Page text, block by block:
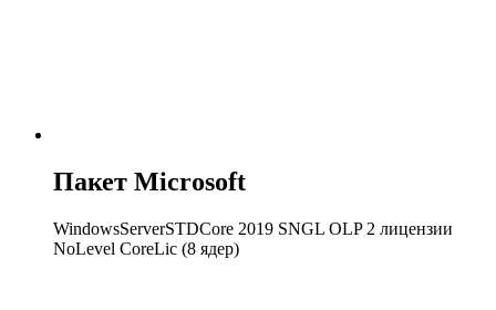
Пакет Microsoft
WindowsServerSTDCore 2019 SNGL OLP 2 лицензии
NoLevel CoreLic (8 ядер)